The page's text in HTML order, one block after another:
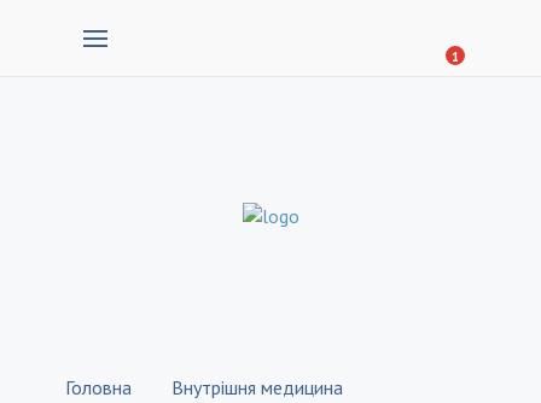
1
Головна
Внутрішня медицина